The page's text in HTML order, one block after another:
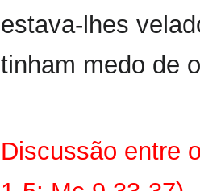
estava-lhes
tinham medo de
Discussão entre